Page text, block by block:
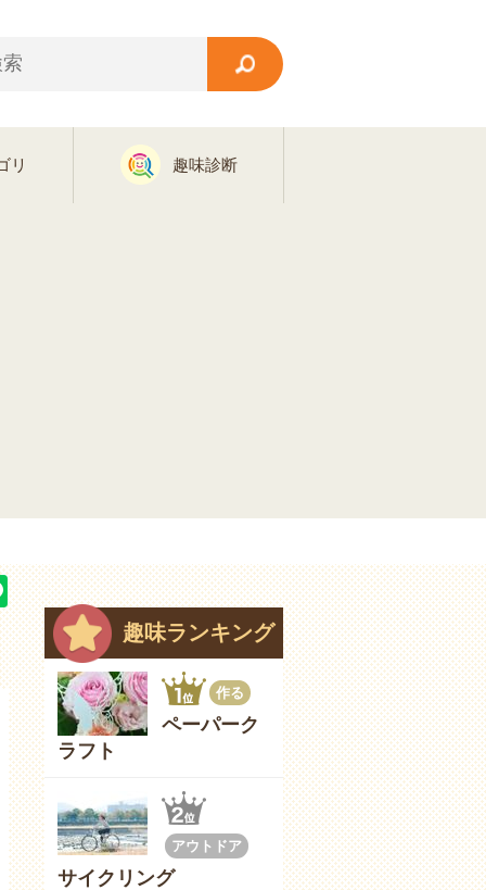
リ 趣味診断
趣味ランキング
作る
ペーパーク
ラフト
アウトドア
サイクリング